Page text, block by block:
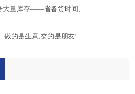
大量库存——省备货时间;
的是生意,交的是朋友!